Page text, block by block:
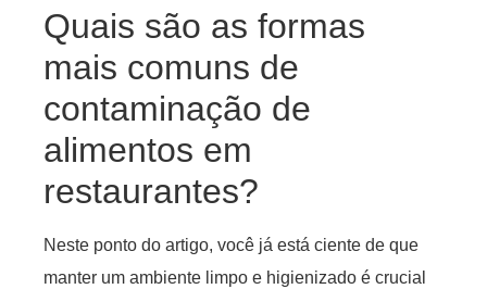
Quais são as formas
mais comuns de
contaminação de
alimentos em
restaurantes?
Neste ponto do artigo, você já está ciente de que
manter um ambiente limpo e higienizado é crucial